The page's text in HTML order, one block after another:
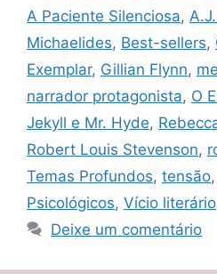
A Paciente Silenciosa,
Michaelides, Best-sellers,
Exemplar, Gillian Flynn,
narrador protagonista, O
Jekyll e Mr. Hyde,
Robert Louis Stevenson,
Temas Profundos, tensão,
Psicológicos, Vício literário
Deixe um comentário